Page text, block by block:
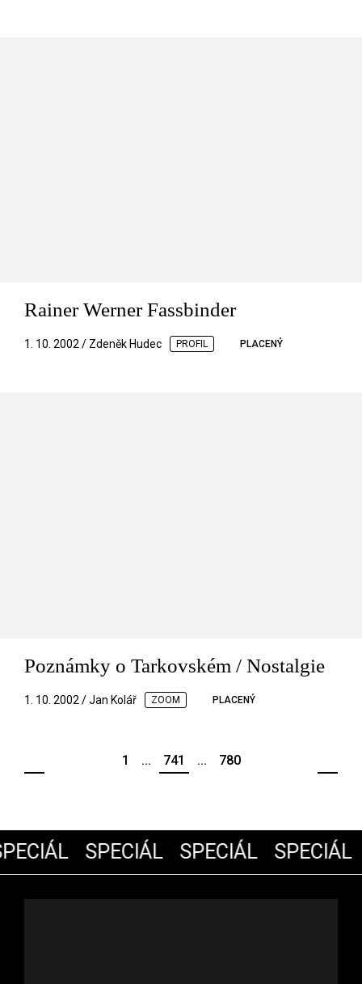
Rainer Werner Fassbinder
1. 10. 2002 / Zdeněk Hudec PROFIL PLACENÝ
Poznámky o Tarkovském / Nostalgie
1. 10. 2002 / Jan Kolář ZOOM PLACENÝ
1 ... 741 ... 780
SPECIÁL SPECIÁL SPECIÁL